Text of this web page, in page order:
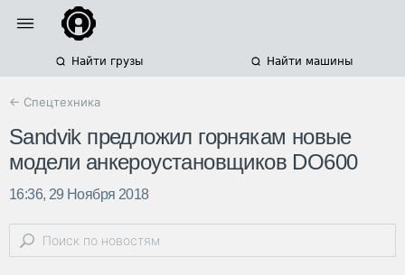
Найти грузы Найти машины
← Спецтехника
Sandvik предложил горнякам новые
модели анкероустановщиков DO600
16:36, 29 Ноября 2018